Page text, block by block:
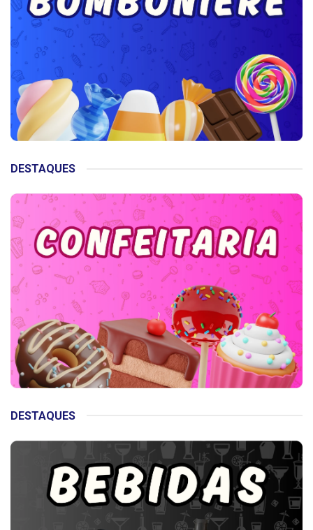
DESTAQUES
DESTAQUES